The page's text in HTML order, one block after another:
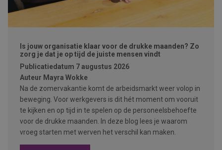
Is jouw organisatie klaar voor de drukke maanden? Zo
zorg je dat je op tijd de juiste mensen vindt
Publicatiedatum 7 augustus 2026
Auteur Mayra Wokke
Na de zomervakantie komt de arbeidsmarkt weer volop in
beweging. Voor werkgevers is dit hét moment om vooruit
te kijken en op tijd in te spelen op de personeelsbehoefte
voor de drukke maanden. In deze blog lees je waarom
vroeg starten met werven het verschil kan maken.